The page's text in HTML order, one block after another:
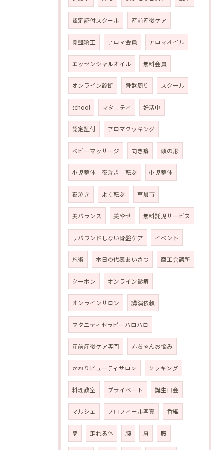
認定証付スクール 産前産後ケア
骨盤矯正 アロマ会員 アロマオイル
エッセンシャルオイル 無料会員
オンライン診断 骨盤周り スクール
school マタニティ 妊活中
認定証付 アロマクッキング
ベビーマッサージ 向き癖 頭の形
小児整体 夜泣き 転ぶ 小児整体
夜泣き よく転ぶ 草加市
美バランス 美やせ 無料託児サービス
リバウンドしない骨盤ケア イベント
施術 本日の代表あいさつ 商工会議所
クーポン オンライン診療
オンラインサロン 講演依頼
マタニティセラピーハロハロ
産前産後ケア専門 赤ちゃんお悩み
かおりビューティサロン クッキング
料理教室 プライベート 誕生日会
マルシェ プロフィール写真 香織
夢 走れる体 腕 肩 腰